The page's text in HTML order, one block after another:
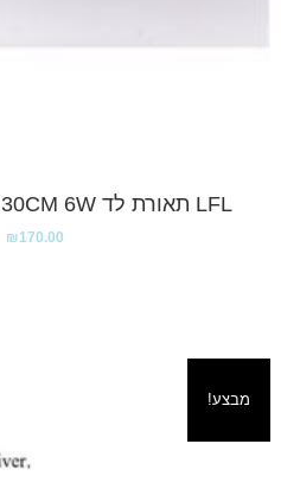
LFL תאורת לד LFL-1LINE-S 30CM 6W גוף
₪170.00
מבצע!